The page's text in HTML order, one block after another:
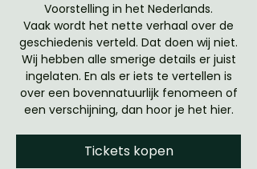
Voorstelling in het Nederlands.
Vaak wordt het nette verhaal over de
geschiedenis verteld. Dat doen wij niet.
Wij hebben alle smerige details er juist
ingelaten. En als er iets te vertellen is
over een bovennatuurlijk fenomeen of
een verschijning, dan hoor je het hier.
Tickets kopen